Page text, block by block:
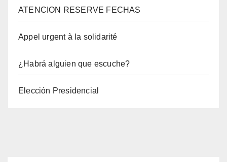
ATENCION RESERVE FECHAS
Appel urgent à la solidarité
¿Habrá alguien que escuche?
Elección Presidencial